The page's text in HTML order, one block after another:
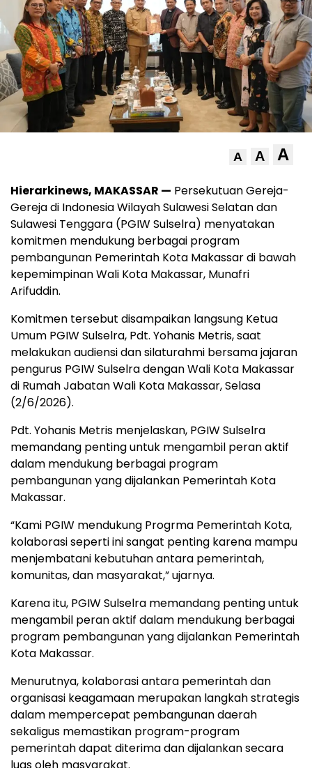
A A A
Hierarkinews, MAKASSAR — Persekutuan Gereja-
Gereja di Indonesia Wilayah Sulawesi Selatan dan
Sulawesi Tenggara (PGIW Sulselra) menyatakan
komitmen mendukung berbagai program
pembangunan Pemerintah Kota Makassar di bawah
kepemimpinan Wali Kota Makassar, Munafri
Arifuddin.
Komitmen tersebut disampaikan langsung Ketua
Umum PGIW Sulselra, Pdt. Yohanis Metris, saat
melakukan audiensi dan silaturahmi bersama jajaran
pengurus PGIW Sulselra dengan Wali Kota Makassar
di Rumah Jabatan Wali Kota Makassar, Selasa
(2/6/2026).
Pdt. Yohanis Metris menjelaskan, PGIW Sulselra
memandang penting untuk mengambil peran aktif
dalam mendukung berbagai program
pembangunan yang dijalankan Pemerintah Kota
Makassar.
“Kami PGIW mendukung Progrma Pemerintah Kota,
kolaborasi seperti ini sangat penting karena mampu
menjembatani kebutuhan antara pemerintah,
komunitas, dan masyarakat,” ujarnya.
Karena itu, PGIW Sulselra memandang penting untuk
mengambil peran aktif dalam mendukung berbagai
program pembangunan yang dijalankan Pemerintah
Kota Makassar.
Menurutnya, kolaborasi antara pemerintah dan
organisasi keagamaan merupakan langkah strategis
dalam mempercepat pembangunan daerah
sekaligus memastikan program-program
pemerintah dapat diterima dan dijalankan secara
luas oleh masyarakat.